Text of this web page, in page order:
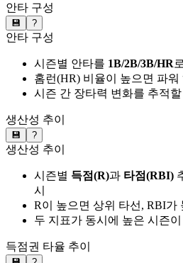
안타 구성
💾 ?
안타 구성
시즌별 안타를 1B/2B/3B/HR
홈런(HR) 비율이 높으면 파워
시즌 간 장타력 변화를 추적
생산성 추이
💾 ?
생산성 추이
시즌별 득점(R)과 타점(RBI)
시
R이 높으면 상위 타선, RBI가
두 지표가 동시에 높은 시즌
득점권 타율 추이